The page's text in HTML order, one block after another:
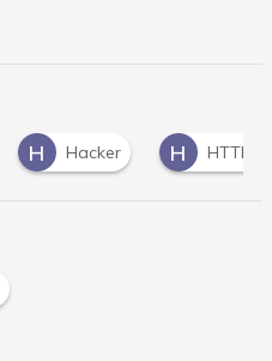
H HTTPS M